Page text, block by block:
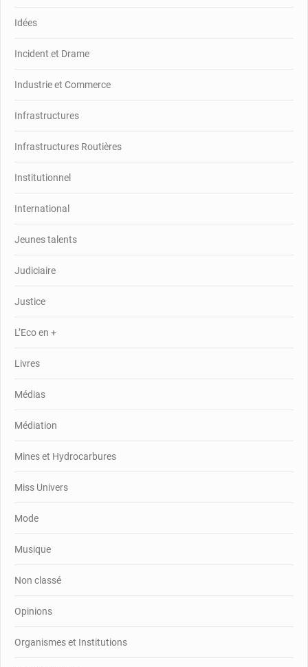
Idées
Incident et Drame
Industrie et Commerce
Infrastructures
Infrastructures Routières
Institutionnel
International
Jeunes talents
Judiciaire
Justice
L’Eco en +
Livres
Médias
Médiation
Mines et Hydrocarbures
Miss Univers
Mode
Musique
Non classé
Opinions
Organismes et Institutions